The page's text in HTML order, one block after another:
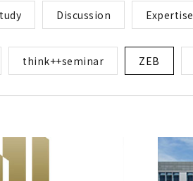
Discussion Expertise
think++seminar ZEB